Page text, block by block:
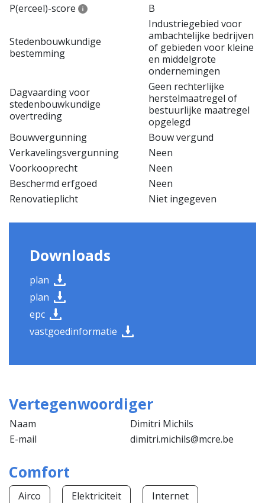
P(erceel)-score
B
Stedenbouwkundige
bestemming
Industriegebied voor
ambachtelijke bedrijven
of gebieden voor kleine
en middelgrote
ondernemingen
Dagvaarding voor
stedenbouwkundige
overtreding
Geen rechterlijke
herstelmaatregel of
bestuurlijke maatregel
opgelegd
Bouwvergunning
Bouw vergund
Verkavelingsvergunning
Neen
Voorkooprecht
Neen
Beschermd erfgoed
Neen
Renovatieplicht
Niet ingegeven
Downloads
plan
plan
epc
vastgoedinformatie
Vertegenwoordiger
Naam
Dimitri Michils
E-mail
dimitri.michils@mcre.be
Comfort
Airco Elektriciteit Internet